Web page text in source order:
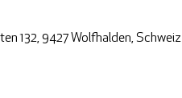
132, 9427 Wolfhalden, Schweiz